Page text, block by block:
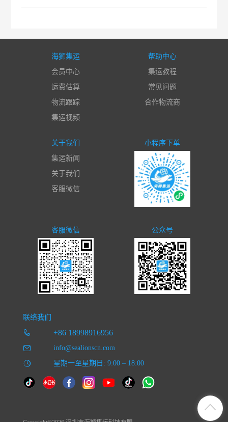
海狮集运
会员中心
运费估算
物流跟踪
集运视频
帮助中心
集运教程
常见问题
合作物流商
关于我们
集运新闻
关于我们
客服微信
小程序下单
客服微信 公众号
联络我们
+86 18998916956
info@sealionscn.com
星期一至星期日: 9:00 – 18:00